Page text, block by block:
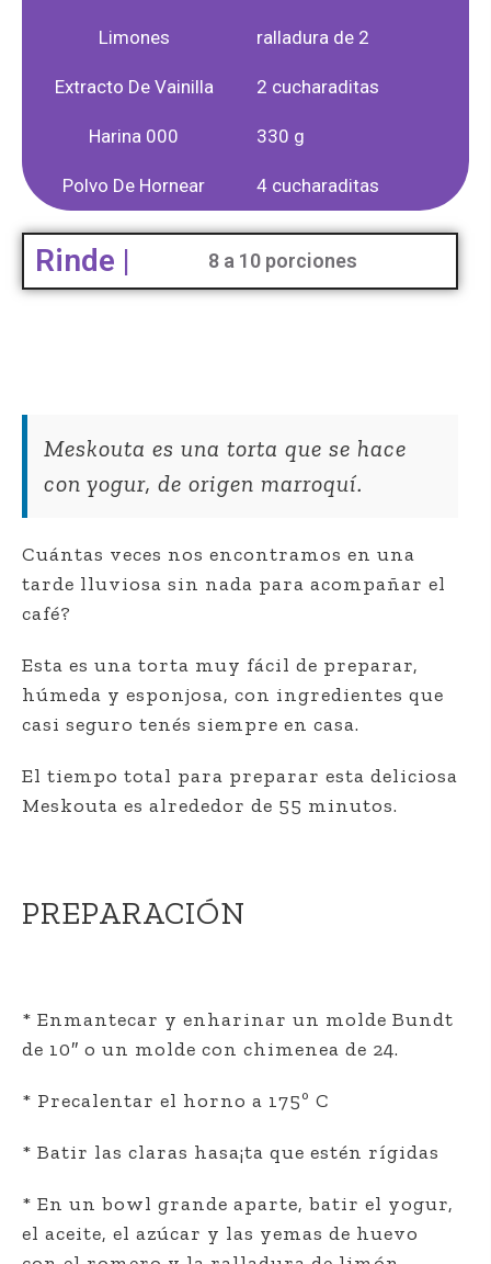
Limones ralladura de 2
Extracto De Vainilla 2 cucharaditas
Harina 000 330 g
Polvo De Hornear 4 cucharaditas
Rinde | 8 a 10 porciones
Meskouta es una torta que se hace
con yogur, de origen marroquí.
Cuántas veces nos encontramos en una
tarde lluviosa sin nada para acompañar el
café?
Esta es una torta muy fácil de preparar,
húmeda y esponjosa, con ingredientes que
casi seguro tenés siempre en casa.
El tiempo total para preparar esta deliciosa
Meskouta es alrededor de 55 minutos.
PREPARACIÓN
* Enmantecar y enharinar un molde Bundt
de 10″ o un molde con chimenea de 24.
* Precalentar el horno a 175º C
* Batir las claras hasa¡ta que estén rígidas
* En un bowl grande aparte, batir el yogur,
el aceite, el azúcar y las yemas de huevo